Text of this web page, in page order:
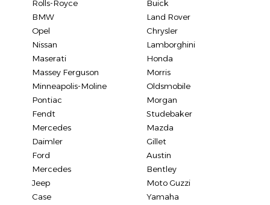
Rolls-Royce
Buick
BMW
Land Rover
Opel
Chrysler
Nissan
Lamborghini
Maserati
Honda
Massey Ferguson
Morris
Minneapolis-Moline
Oldsmobile
Pontiac
Morgan
Fendt
Studebaker
Mercedes
Mazda
Daimler
Gillet
Ford
Austin
Mercedes
Bentley
Jeep
Moto Guzzi
Case
Yamaha